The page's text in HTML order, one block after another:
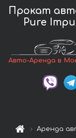
Прокат
Pure
Авто-Аренда в
Аренда